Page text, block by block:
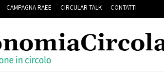
CAMPAGNA RAEE CIRCULAR TALK CONTATTI